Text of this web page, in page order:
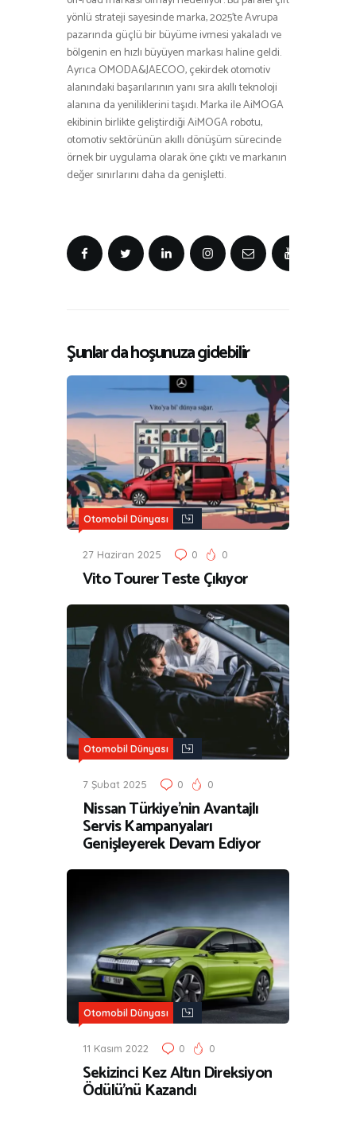
yönlü strateji sayesinde marka, 2025’te Avrupa
pazarında güçlü bir büyüme ivmesi yakaladı ve
bölgenin en hızlı büyüyen markası haline geldi.
Ayrıca OMODA&JAECOO, çekirdek otomotiv
alanındaki başarılarının yanı sıra akıllı teknoloji
alanına da yeniliklerini taşıdı. Marka ile AiMOGA
ekibinin birlikte geliştirdiği AiMOGA robotu,
otomotiv sektörünün akıllı dönüşüm sürecinde
örnek bir uygulama olarak öne çıktı ve markanın
değer sınırlarını daha da genişletti.
Şunlar da hoşunuza gidebilir
Otomobil Dünyası
27 Haziran 2025 0 0
Vito Tourer Teste Çıkıyor
Otomobil Dünyası
7 Şubat 2025 0 0
Nissan Türkiye’nin Avantajlı
Servis Kampanyaları
Genişleyerek Devam Ediyor
Otomobil Dünyası
11 Kasım 2022 0 0
Sekizinci Kez Altın Direksiyon
Ödülü’nü Kazandı